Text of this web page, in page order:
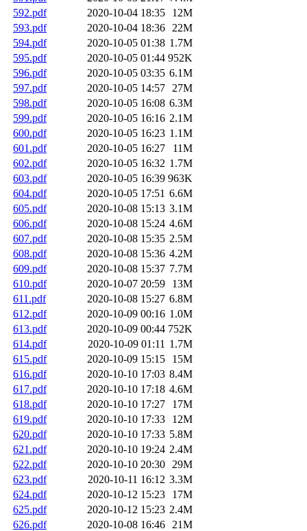
592.pdf
2020-10-04 18:35
12M
593.pdf
2020-10-04 18:36
22M
594.pdf
2020-10-05 01:38 1.7M
595.pdf
2020-10-05 01:44 952K
596.pdf
2020-10-05 03:35 6.1M
597.pdf
2020-10-05 14:57
27M
598.pdf
2020-10-05 16:08 6.3M
599.pdf
2020-10-05 16:16 2.1M
600.pdf
2020-10-05 16:23 1.1M
601.pdf
2020-10-05 16:27
11M
602.pdf
2020-10-05 16:32 1.7M
603.pdf
2020-10-05 16:39 963K
604.pdf
2020-10-05 17:51 6.6M
605.pdf
2020-10-08 15:13 3.1M
606.pdf
2020-10-08 15:24 4.6M
607.pdf
2020-10-08 15:35 2.5M
608.pdf
2020-10-08 15:36 4.2M
609.pdf
2020-10-08 15:37 7.7M
610.pdf
2020-10-07 20:59
13M
611.pdf
2020-10-08 15:27 6.8M
612.pdf
2020-10-09 00:16 1.0M
613.pdf
2020-10-09 00:44 752K
614.pdf
2020-10-09 01:11 1.7M
615.pdf
2020-10-09 15:15
15M
616.pdf
2020-10-10 17:03 8.4M
617.pdf
2020-10-10 17:18 4.6M
618.pdf
2020-10-10 17:27
17M
619.pdf
2020-10-10 17:33
12M
620.pdf
2020-10-10 17:33 5.8M
621.pdf
2020-10-10 19:24 2.4M
622.pdf
2020-10-10 20:30
29M
623.pdf
2020-10-11 16:12 3.3M
624.pdf
2020-10-12 15:23
17M
625.pdf
2020-10-12 15:23 2.4M
626.pdf
2020-10-08 16:46
21M